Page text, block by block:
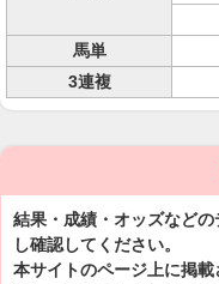
馬単
3連複
結果・成績・オッズなど
し確認してください。
本サイトのページ上に掲